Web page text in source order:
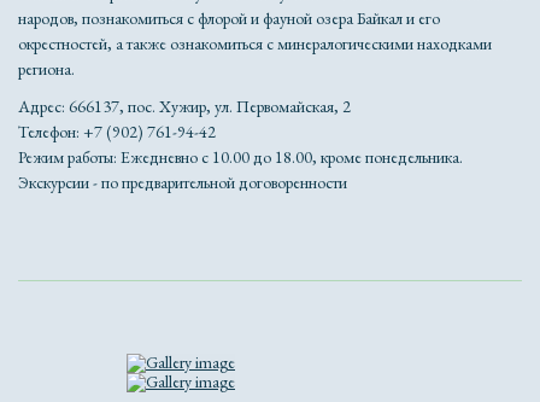
народов, познакомиться с флорой и фауной озера Байкал и его
окрестностей, а также ознакомиться с минералогическими находками
региона.
Адрес: 666137, пос. Хужир, ул. Первомайская, 2
Телефон: +7 (902) 761-94-42
Режим работы: Ежедневно с 10.00 до 18.00, кроме понедельника.
Экскурсии - по предварительной договоренности